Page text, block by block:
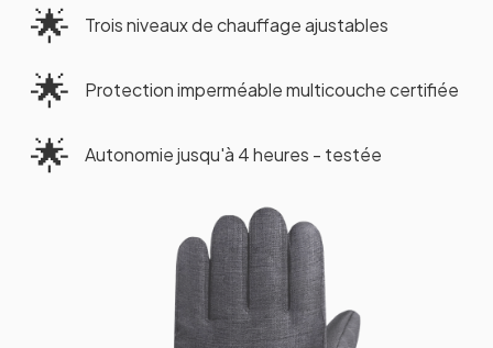
🌟 Trois niveaux de chauffage ajustables
🌟 Protection imperméable multicouche certifiée
🌟 Autonomie jusqu'à 4 heures - testée